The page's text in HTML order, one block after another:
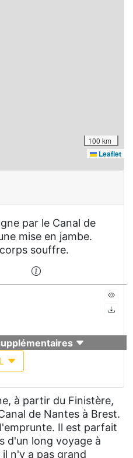
100 km
Leaflet
par le Canal de
mise en jambe.
souffre.
à partir du Finistère,
de Nantes à Brest.
Il est parfait
d'un long voyage à
n'y a pas grand